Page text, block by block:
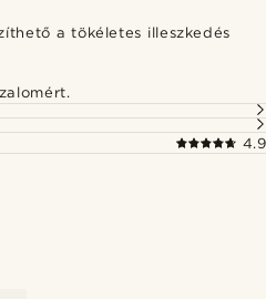
a tökéletes illeszkedés
4.9